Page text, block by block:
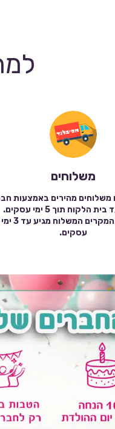
משלוחים
משלוחים מהירים באמצעות
שילוח עד בית הלקוח תוך 5 ימי עסקים.
במרבית המקרים המשלוח מגיע עד 3 ימי
עסקים.